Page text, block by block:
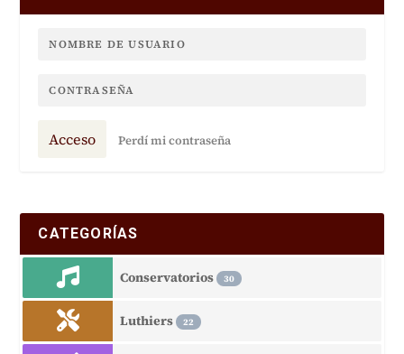
Acceso Perdí mi contraseña
CATEGORÍAS
Conservatorios 30
Luthiers 22